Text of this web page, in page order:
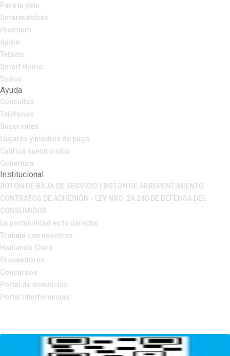
Para tu celu
Smartwatches
Premium
Audio
Tablets
Smart Home
Todos
Ayuda
Consultas
Teléfonos
Sucursales
Lugares y medios de pago
Calificá nuestro sitio
Cobertura
Institucional
BOTÓN DE BAJA DE SERVICIO | BOTÓN DE ARREPENTIMIENTO
CONTRATOS DE ADHESIÓN - LEY NRO. 24.240 DE DEFENSA DEL
CONSUMIDOR
La portabilidad es tu derecho
Trabajá con nosotros
Hablando Claro
Proveedores
Concursos
Portal de denuncias
Portal interferencias